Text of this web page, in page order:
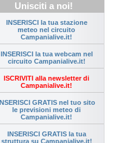
Unisciti a noi!
INSERISCI la tua stazione
meteo nel circuito
Campanialive.it!
INSERISCI la tua webcam nel
circuito Campanialive.it!
ISCRIVITI alla newsletter di
Campanialive.it!
INSERISCI GRATIS nel tuo sito
le previsioni meteo di
Campanialive.it!
INSERISCI GRATIS la tua
struttura su Campanialive.it!